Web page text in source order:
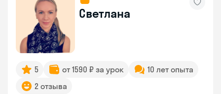
Светлана
5 от 1590 ₽ за урок
10 лет опыта
2 отзыва